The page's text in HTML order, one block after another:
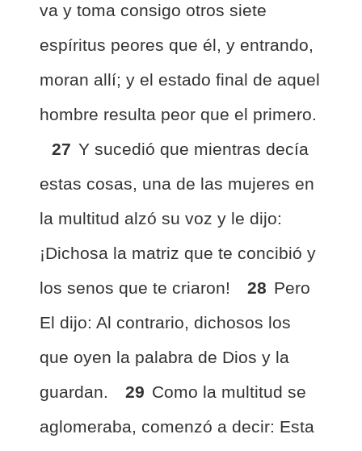
va y toma consigo otros siete
espíritus peores que él, y entrando,
moran allí; y el estado final de aquel
hombre resulta peor que el primero.
27 Y sucedió que mientras decía
estas cosas, una de las mujeres en
la multitud alzó su voz y le dijo:
¡Dichosa la matriz que te concibió y
los senos que te criaron!
28 Pero
El dijo: Al contrario, dichosos los
que oyen la palabra de Dios y la
guardan.
29 Como la multitud se
aglomeraba, comenzó a decir: Esta